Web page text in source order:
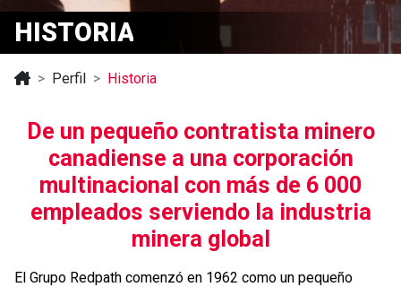
HISTORIA
Perfil Historia
De un pequeño contratista minero
canadiense a una corporación
multinacional con más de 6 000
empleados serviendo la industria
minera global
El Grupo Redpath comenzó en 1962 como un pequeño